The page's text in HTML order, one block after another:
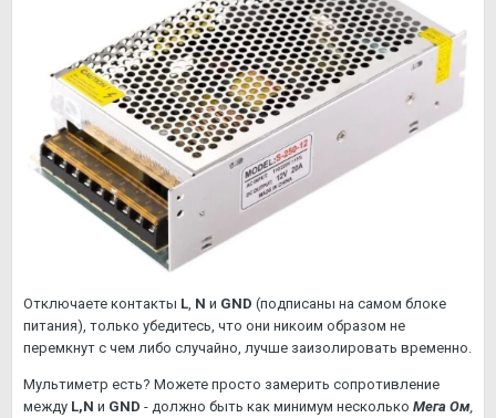
Отключаете контакты L N и GND (подписаны на самом блоке
питания), только убедитесь, что они никоим образом не
перемкнут с чем либо случайно, лучше заизолировать временно.
Мультиметр есть? Можете просто замерить сопротивление
между L,N и GND - должно быть как минимум несколько Мега Ом